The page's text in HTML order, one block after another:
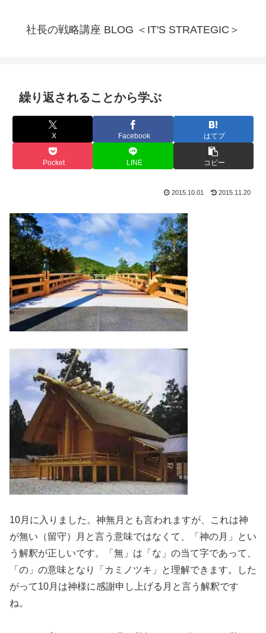
社長の戦略講座 BLOG ＜IT'S STRATEGIC＞
繰り返されることから学ぶ
X Facebook はてブ
Pocket LINE コピー
2015.10.01 2015.11.20
10月に入りました。神無月とも言われますが、これは神
が無い（留守）月と言う意味ではなくて、「神の月」とい
う解釈が正しいです。「無」は「な」の当て字であって、
「の」の意味となり「カミノツキ」と理解できます。した
がって10月は神様に感謝申し上げる月と言う解釈です
ね。